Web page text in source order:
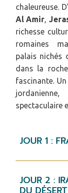
chaleureuse.
Al Amir,
richesse
romaines
palais nichés
dans la
fascinante.
spectaculaire
JOUR 1 :
JOUR 2 :